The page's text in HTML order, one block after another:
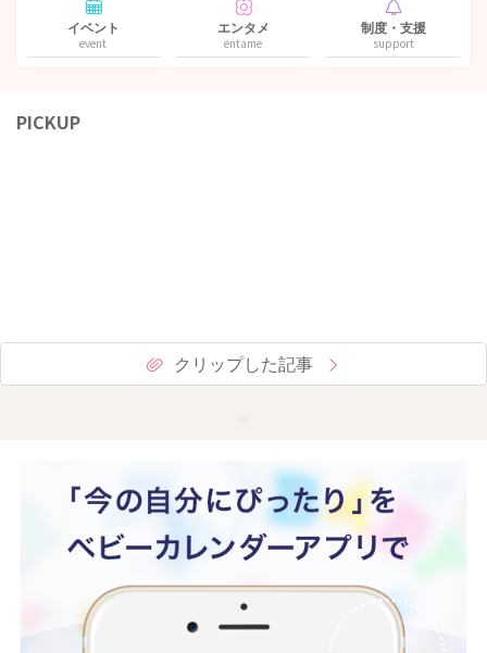
イベント
event
エンタメ
entame
制度・支援
support
PICKUP
クリップした記事